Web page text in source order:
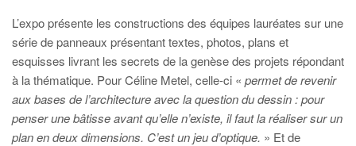
L’expo présente les constructions des équipes lauréates sur une
série de panneaux présentant textes, photos, plans et
esquisses livrant les secrets de la genèse des projets répondant
à la thématique. Pour Céline Metel, celle-ci « permet de revenir
aux bases de l’architecture avec la question du dessin : pour
penser une bâtisse avant qu’elle n’existe, il faut la réaliser sur un
plan en deux dimensions. C’est un jeu d’optique. » Et de